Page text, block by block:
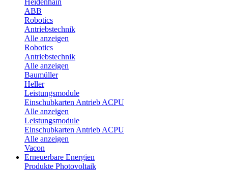
Heidenhain
ABB
Robotics
Antriebstechnik
Alle anzeigen
Robotics
Antriebstechnik
Alle anzeigen
Baumüller
Heller
Leistungsmodule
Einschubkarten Antrieb ACPU
Alle anzeigen
Leistungsmodule
Einschubkarten Antrieb ACPU
Alle anzeigen
Vacon
Erneuerbare Energien
Produkte Photovoltaik